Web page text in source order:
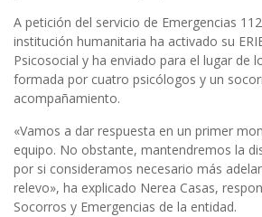
A petición del servicio de Emergencias
institución humanitaria ha activado su
Psicosocial y ha enviado para el lugar de
formada por cuatro psicólogos y un
acompañamiento.
«Vamos a dar respuesta en un primer
equipo. No obstante, mantendremos la
por si consideramos necesario más
relevo», ha explicado Nerea Casas,
Socorros y Emergencias de la entidad.